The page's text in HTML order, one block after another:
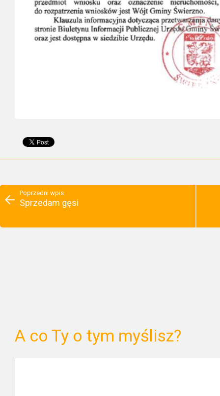
Poprzedni wpis
Sprzedam gęsi
A co Ty o tym myślisz?